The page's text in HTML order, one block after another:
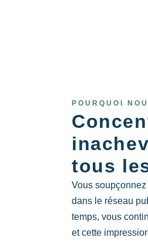
POURQUOI
tous
Vous
dans le réseau
temps, vous
et cette